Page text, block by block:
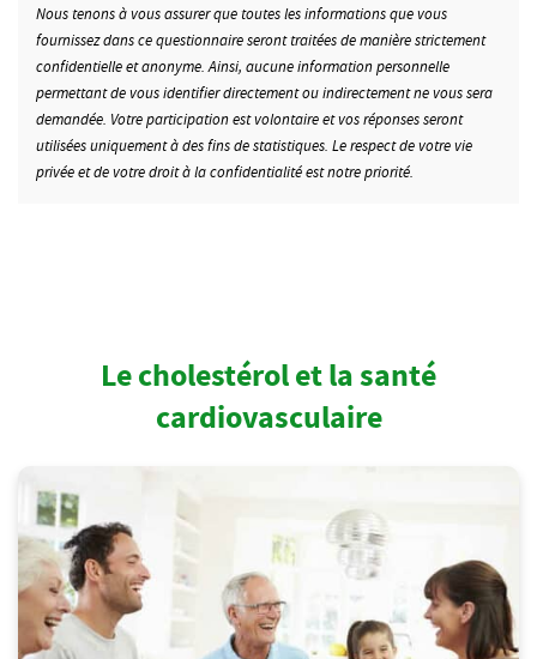
Nous tenons à vous assurer que toutes les informations que vous
fournissez dans ce questionnaire seront traitées de manière strictement
confidentielle et anonyme. Ainsi, aucune information personnelle
permettant de vous identifier directement ou indirectement ne vous sera
demandée. Votre participation est volontaire et vos réponses seront
utilisées uniquement à des fins de statistiques. Le respect de votre vie
privée et de votre droit à la confidentialité est notre priorité.
Le cholestérol et la santé
cardiovasculaire